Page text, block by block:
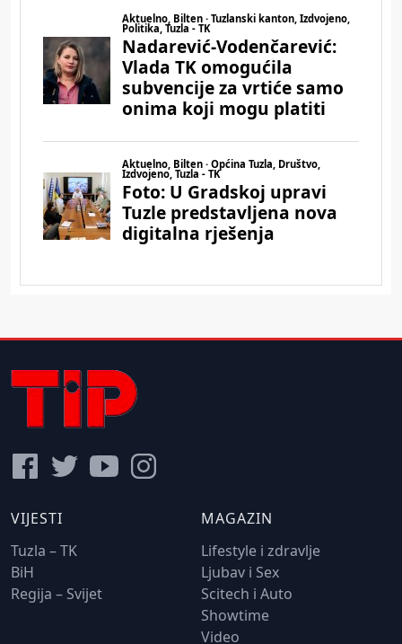
VIJESTI
Tuzla – TK
BiH
Regija – Svijet
MAGAZIN
Lifestyle i zdravlje
Ljubav i Sex
Scitech i Auto
Showtime
Video